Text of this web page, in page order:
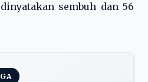
sembuh dan 56